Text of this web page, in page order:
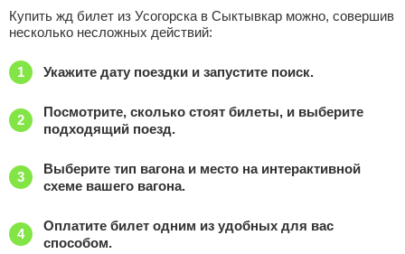
Купить жд билет из Усогорска в Сыктывкар можно, совершив
несколько несложных действий:
Укажите дату поездки и запустите поиск.
Посмотрите, сколько стоят билеты, и выберите
подходящий поезд.
Выберите тип вагона и место на интерактивной
схеме вашего вагона.
Оплатите билет одним из удобных для вас
способом.